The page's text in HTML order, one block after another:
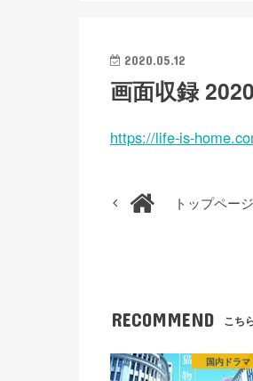
2020.05.12
画面収録
https://life-is-
トップペー
RECOMMEND こち
国内ドラマ